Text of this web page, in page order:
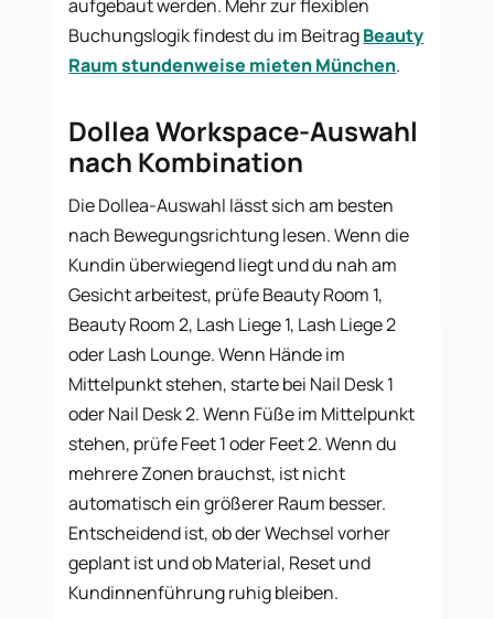
aufgebaut werden. Mehr zur flexiblen
Buchungslogik findest du im BeitragBeauty
Raum stundenweise mieten München.
Dollea Workspace-Auswahl
nach Kombination
Die Dollea-Auswahl lässt sich am besten
nach Bewegungsrichtung lesen. Wenn die
Kundin überwiegend liegt und du nah am
Gesicht arbeitest, prüfe Beauty Room 1,
Beauty Room 2, Lash Liege 1, Lash Liege 2
oder Lash Lounge. Wenn Hände im
Mittelpunkt stehen, starte bei Nail Desk 1
oder Nail Desk 2. Wenn Füße im Mittelpunkt
stehen, prüfe Feet 1 oder Feet 2. Wenn du
mehrere Zonen brauchst, ist nicht
automatisch ein größerer Raum besser.
Entscheidend ist, ob der Wechsel vorher
geplant ist und ob Material, Reset und
Kundinnenführung ruhig bleiben.